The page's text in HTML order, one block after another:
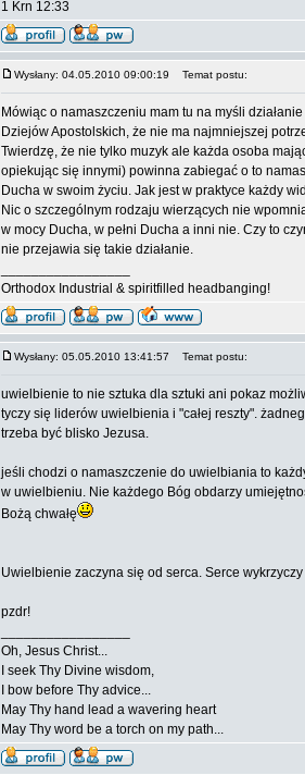
1 Krn 12:33
Wysłany: 04.05.2010 09:00:19 Temat postu:
Mówiąc o namaszczeniu mam tu na myśli
Dziejów Apostolskich, że nie ma najmniejszej
Twierdzę, że nie tylko muzyk ale każda osoba
opiekując się innymi) powinna zabiegać o to
Ducha w swoim życiu. Jak jest w praktyce każdy
Nic o szczególnym rodzaju wierzących nie
w mocy Ducha, w pełni Ducha a inni nie. Czy to
nie przejawia się takie działanie.
Orthodox Industrial & spiritfilled headbanging!
Wysłany: 05.05.2010 13:41:57 Temat postu:
uwielbienie to nie sztuka dla sztuki ani pokaz
tyczy się liderów uwielbienia i "całej reszty".
trzeba być blisko Jezusa.
jeśli chodzi o namaszczenie do uwielbiania to
w uwielbieniu. Nie każdego Bóg obdarzy
Bożą chwałę
Uwielbienie zaczyna się od serca. Serce
pzdr!
Oh, Jesus Christ...
I seek Thy Divine wisdom,
I bow before Thy advice...
May Thy hand lead a wavering heart
May Thy word be a torch on my path...